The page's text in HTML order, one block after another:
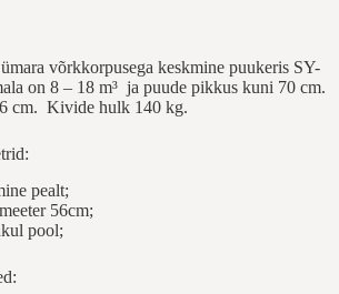
võrkkorpusega keskmine puukeris SY-
on 8 – 18 m³ ja puude pikkus kuni 70 cm.
cm. Kivide hulk 140 kg.
pealt;
56cm;
pool;